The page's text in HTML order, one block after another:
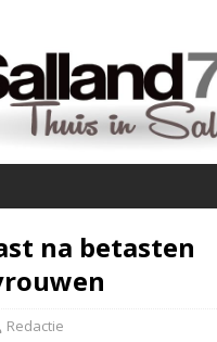
na betasten
Redactie